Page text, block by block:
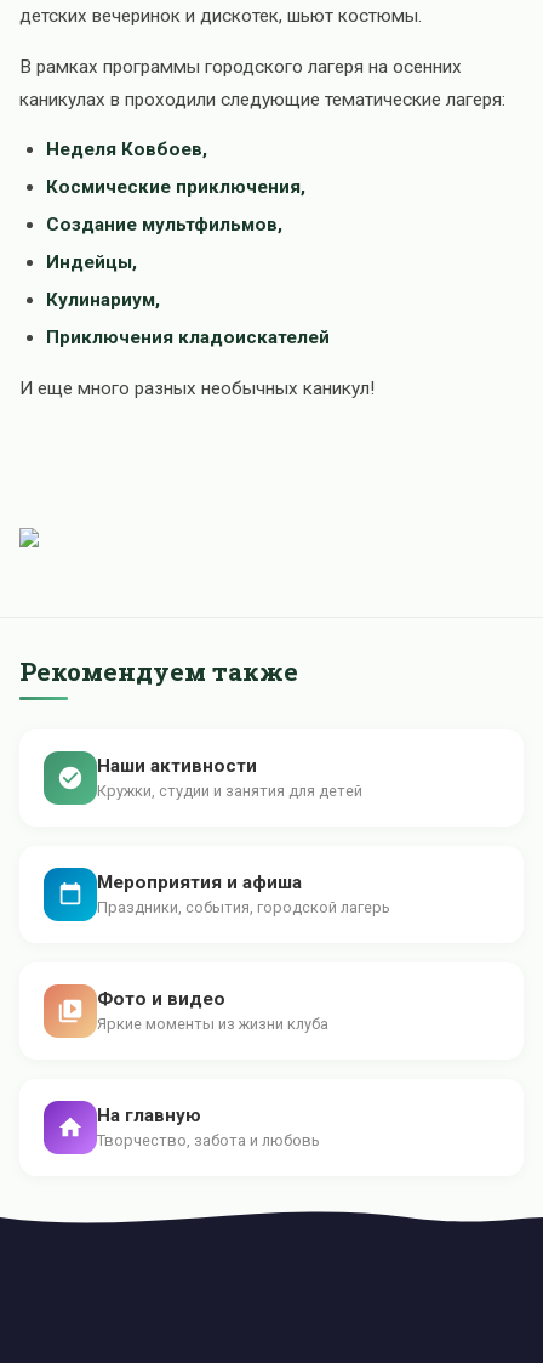
детских вечеринок и дискотек, шьют костюмы.
В рамках программы городского лагеря на осенних
каникулах в проходили следующие тематические лагеря:
Неделя Ковбоев,
Космические приключения,
Создание мультфильмов,
Индейцы,
Кулинариум,
Приключения кладоискателей
И еще много разных необычных каникул!
Рекомендуем также
Наши активности
Кружки, студии и занятия для детей
Мероприятия и афиша
Праздники, события, городской лагерь
Фото и видео
Яркие моменты из жизни клуба
На главную
Творчество, забота и любовь